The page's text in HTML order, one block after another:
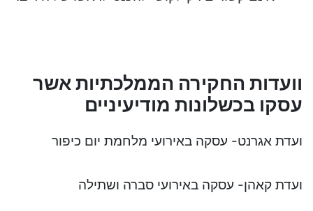
וועדות החקירה הממלכתיות אשר
עסקו בכשלונות מודיעיניים
ועדת אגרנט- עסקה באירועי מלחמת יום כיפור
ועדת קאהן- עסקה באירועי סברה ושתילה